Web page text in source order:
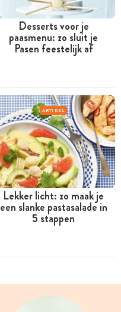
Desserts voor je
paasmenu: zo sluit je
Pasen feestelijk af
ARTIKEL
Lekker licht: zo maak je
een slanke pastasalade in
5 stappen